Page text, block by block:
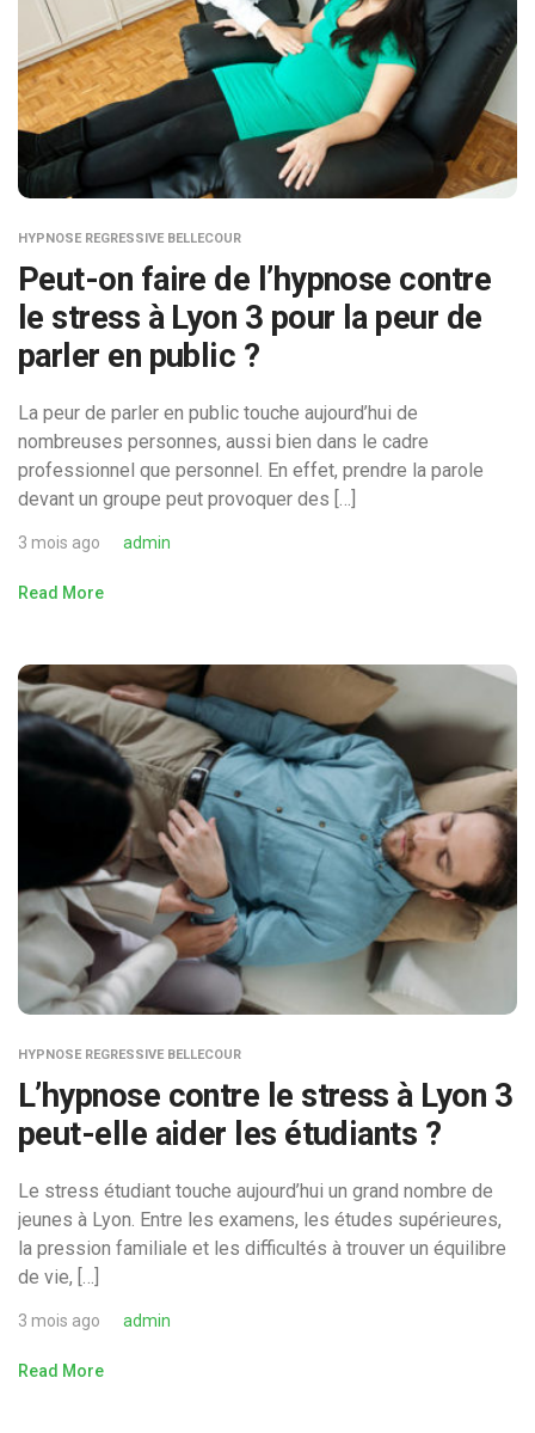
HYPNOSE REGRESSIVE BELLECOUR
Peut-on faire de l’hypnose contre
le stress à Lyon 3 pour la peur de
parler en public ?
La peur de parler en public touche aujourd’hui de
nombreuses personnes, aussi bien dans le cadre
professionnel que personnel. En effet, prendre la parole
devant un groupe peut provoquer des […]
3 mois ago admin
Read More
HYPNOSE REGRESSIVE BELLECOUR
L’hypnose contre le stress à Lyon 3
peut-elle aider les étudiants ?
Le stress étudiant touche aujourd’hui un grand nombre de
jeunes à Lyon. Entre les examens, les études supérieures,
la pression familiale et les difficultés à trouver un équilibre
de vie, […]
3 mois ago admin
Read More